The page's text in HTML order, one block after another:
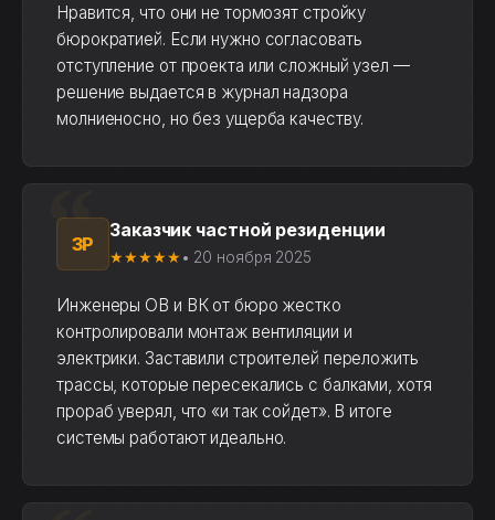
Нравится, что они не тормозят стройку
бюрократией. Если нужно согласовать
отступление от проекта или сложный узел —
решение выдается в журнал надзора
молниеносно, но без ущерба качеству.
ЗР
Заказчик частной резиденции
★★★★★ • 20 ноября 2025
Инженеры ОВ и ВК от бюро жестко
контролировали монтаж вентиляции и
электрики. Заставили строителей переложить
трассы, которые пересекались с балками, хотя
прораб уверял, что «и так сойдет». В итоге
системы работают идеально.